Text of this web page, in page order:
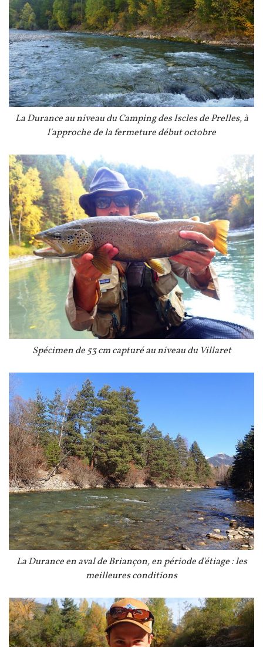
Légende
La Durance au niveau du Camping des Iscles de Prelles, à
l'approche de la fermeture début octobre
Image
LégendeSpécimen de 53 cm capturé au niveau du Villaret
Image
Légende
La Durance en aval de Briançon, en période d'étiage : les
meilleures conditions
Image